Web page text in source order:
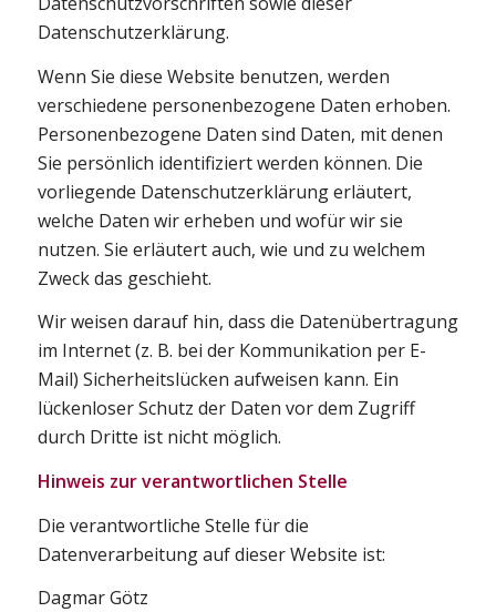
Datenschutzerklärung.
Wenn Sie diese Website benutzen, werden
verschiedene personenbezogene Daten erhoben.
Personenbezogene Daten sind Daten, mit denen
Sie persönlich identifiziert werden können. Die
vorliegende Datenschutzerklärung erläutert,
welche Daten wir erheben und wofür wir sie
nutzen. Sie erläutert auch, wie und zu welchem
Zweck das geschieht.
Wir weisen darauf hin, dass die Datenübertragung
im Internet (z. B. bei der Kommunikation per E-
Mail) Sicherheitslücken aufweisen kann. Ein
lückenloser Schutz der Daten vor dem Zugriff
durch Dritte ist nicht möglich.
Hinweis zur verantwortlichen Stelle
Die verantwortliche Stelle für die
Datenverarbeitung auf dieser Website ist:
Dagmar Götz